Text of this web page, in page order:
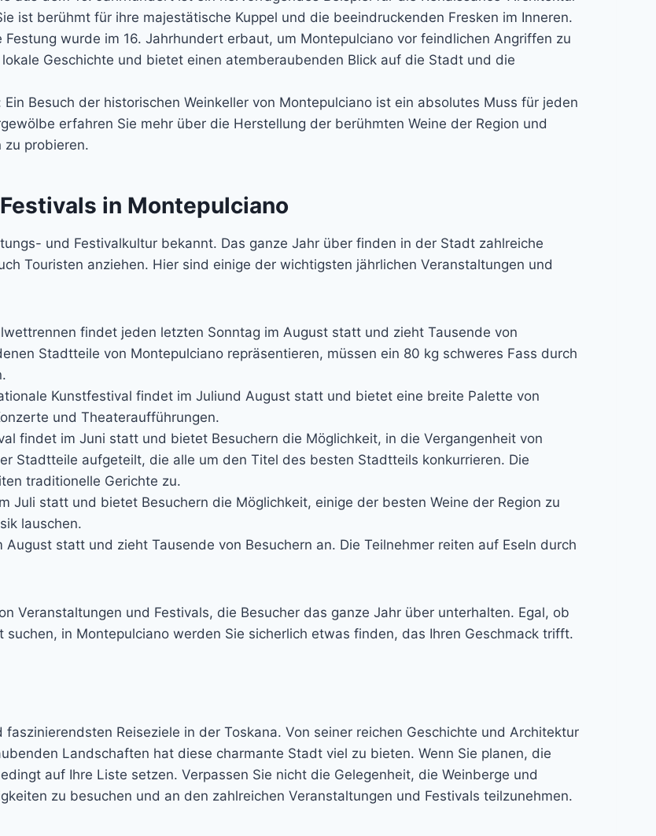
ist berühmt für ihre majestätische Kuppel und die beeindruckenden Fresken im Inneren.
wurde im 16. Jahrhundert erbaut, um Montepulciano vor feindlichen Angriffen zu
Geschichte und bietet einen atemberaubenden Blick auf die Stadt und die
Besuch der historischen Weinkeller von Montepulciano ist ein absolutes Muss für jeden
erfahren Sie mehr über die Herstellung der berühmten Weine der Region und
zu probieren.
in Montepulciano
und Festivalkultur bekannt. Das ganze Jahr über finden in der Stadt zahlreiche
Touristen anziehen. Hier sind einige der wichtigsten jährlichen Veranstaltungen und
findet jeden letzten Sonntag im August statt und zieht Tausende von
Stadtteile von Montepulciano repräsentieren, müssen ein 80 kg schweres Fass durch
Kunstfestival findet im Juliund August statt und bietet eine breite Palette von
und Theateraufführungen.
findet im Juni statt und bietet Besuchern die Möglichkeit, in die Vergangenheit von
Stadtteile aufgeteilt, die alle um den Titel des besten Stadtteils konkurrieren. Die
traditionelle Gerichte zu.
Juli statt und bietet Besuchern die Möglichkeit, einige der besten Weine der Region zu
lauschen.
statt und zieht Tausende von Besuchern an. Die Teilnehmer reiten auf Eseln durch
Veranstaltungen und Festivals, die Besucher das ganze Jahr über unterhalten. Egal, ob
suchen, in Montepulciano werden Sie sicherlich etwas finden, das Ihren Geschmack trifft.
Reiseziele in der Toskana. Von seiner reichen Geschichte und Architektur
Landschaften hat diese charmante Stadt viel zu bieten. Wenn Sie planen, die
auf Ihre Liste setzen. Verpassen Sie nicht die Gelegenheit, die Weinberge und
zu besuchen und an den zahlreichen Veranstaltungen und Festivals teilzunehmen.